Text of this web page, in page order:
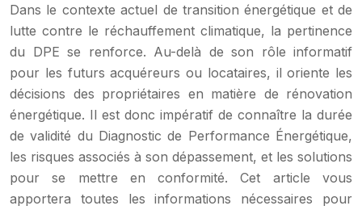
Dans le contexte actuel de transition énergétique et de
lutte contre le réchauffement climatique, la pertinence
du DPE se renforce. Au-delà de son rôle informatif
pour les futurs acquéreurs ou locataires, il oriente les
décisions des propriétaires en matière de rénovation
énergétique. Il est donc impératif de connaître la durée
de validité du Diagnostic de Performance Énergétique,
les risques associés à son dépassement, et les solutions
pour se mettre en conformité. Cet article vous
apportera toutes les informations nécessaires pour